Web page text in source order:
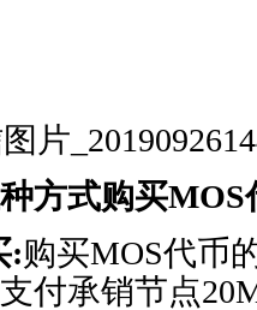
方式购买MOS
:购买MOS代币
付承销节点